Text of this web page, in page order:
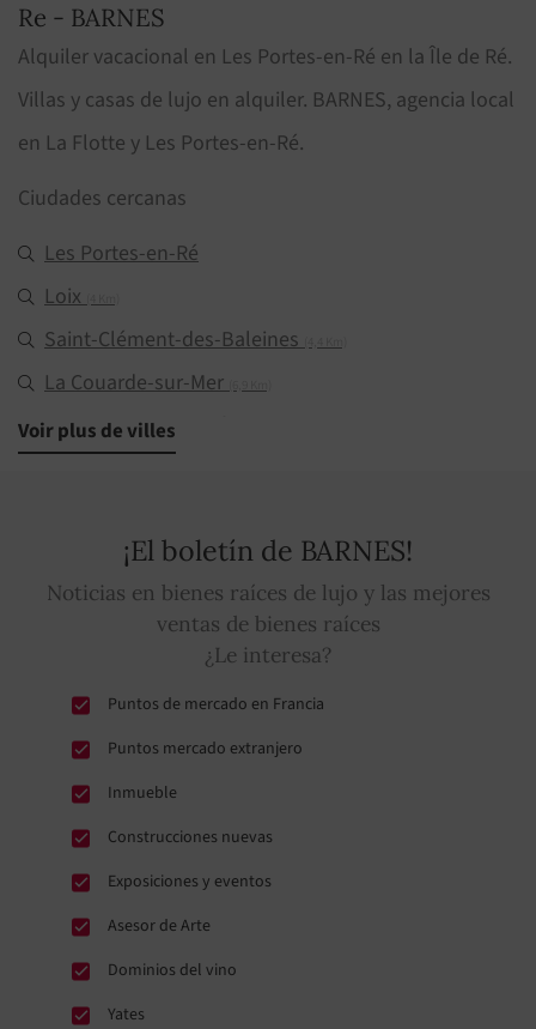
Re - BARNES
Alquiler vacacional en Les Portes-en-Ré en la Île de Ré.
Villas y casas de lujo en alquiler. BARNES, agencia local
en La Flotte y Les Portes-en-Ré.
Ciudades cercanas
Les Portes-en-Ré
Loix
Saint-Clément-des-Baleines
La Couarde-sur-Mer
Le Bois-Plage-en-Ré
Sainte-Marie-de-Ré(13,6 Km)
Rivedoux-Plage(17,7 Km)
Voir plus de villes
¡El boletín de BARNES!
Noticias en bienes raíces de lujo y las mejores
ventas de bienes raíces
¿Le interesa?
Puntos de mercado en Francia
Puntos mercado extranjero
Inmueble
Construcciones nuevas
Exposiciones y eventos
Asesor de Arte
Dominios del vino
Yates